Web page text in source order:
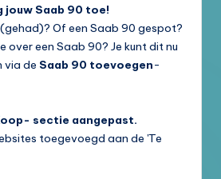
Saab 90 toe!
Of een Saab 90 gespot?
een Saab 90? Je kunt dit nu
via de Saab 90 toevoegen-
sectie aangepast.
toegevoegd aan de 'Te